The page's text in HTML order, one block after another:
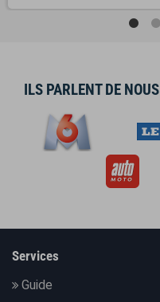
ILS PARLENT DE NOUS
Services
Guide